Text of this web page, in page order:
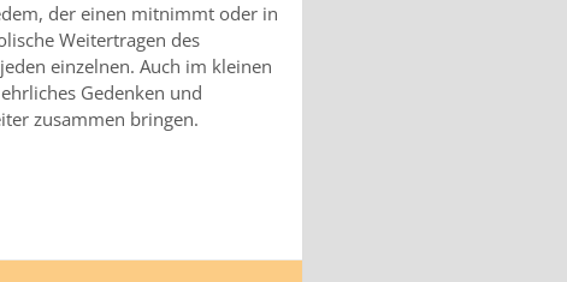
der einen mitnimmt oder in
Weitertragen des
einzelnen. Auch im kleinen
Gedenken und
zusammen bringen.